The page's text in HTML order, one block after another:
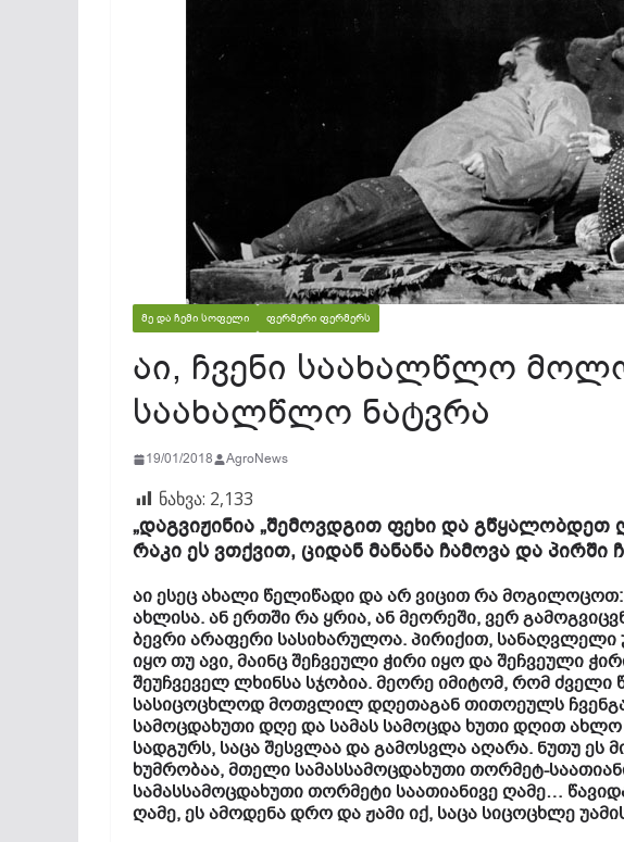
ᲛᲔ ᲓᲐ ᲩᲔᲛᲘ ᲡᲝᲤᲔᲚᲘ ᲤᲔᲠᲛᲔᲠᲘ ᲤᲔᲠᲛᲔᲠᲡ
აი, ჩვენი საახალწლო
საახალწლო ნატვრა
19/01/2018 AgroNews
ნახვა: 2,133
„დაგვიჟინია „შემოვდგით ფეხი და
რაკი ეს ვთქვით, ციდან მანანა ჩამოვა და პირში
აი ესეც ახალი წელიწადი და არ ვიცით რა
ახლისა. ან ერთში რა ყრია, ან მეორეში, ვერ
ბევრი არაფერი სასიხარულოა. პირიქით,
იყო თუ ავი, მაინც შეჩვეული ჭირი იყო და შეჩვეული
შეუჩვეველ ლხინსა სჯობია. მეორე იმიტომ, რომ ძველი
სასიცოცხლოდ მოთვლილ დღეთაგან თითოეულს
სამოცდახუთი დღე და სამას სამოცდა ხუთი დღით
სადგურს, საცა შესვლაა და გამოსვლა აღარა. ნუთუ
ხუმრობაა, მთელი სამასსამოცდახუთი თორმეტ-
სამასსამოცდახუთი თორმეტი საათიანივე ღამე…
ღამე, ეს ამოდენა დრო და ჟამი იქ, საცა სიცოცხლე